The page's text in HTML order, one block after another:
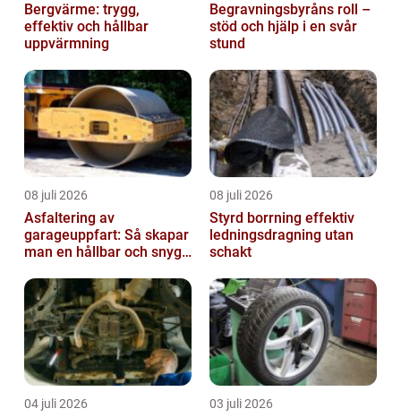
Bergvärme: trygg,
effektiv och hållbar
uppvärmning
Begravningsbyråns roll –
stöd och hjälp i en svår
stund
08 juli 2026
Asfaltering av
garageuppfart: Så skapar
man en hållbar och snygg
08 juli 2026
Styrd borrning effektiv
ledningsdragning utan
schakt
04 juli 2026 03 juli 2026